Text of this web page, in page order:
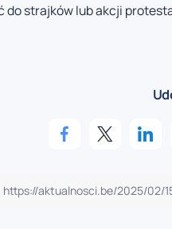
do strajków lub akcji